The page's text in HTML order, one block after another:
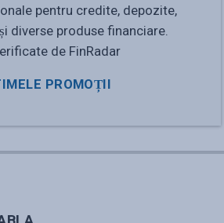
pentru credite, depozite,
diverse produse financiare.
de FinRadar
PROMOȚII